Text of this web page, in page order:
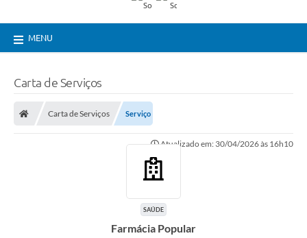
MENU
Carta de Serviços
Carta de Serviços Serviço
Atualizado em: 30/04/2026 às 16h10
SAÚDE
Farmácia Popular